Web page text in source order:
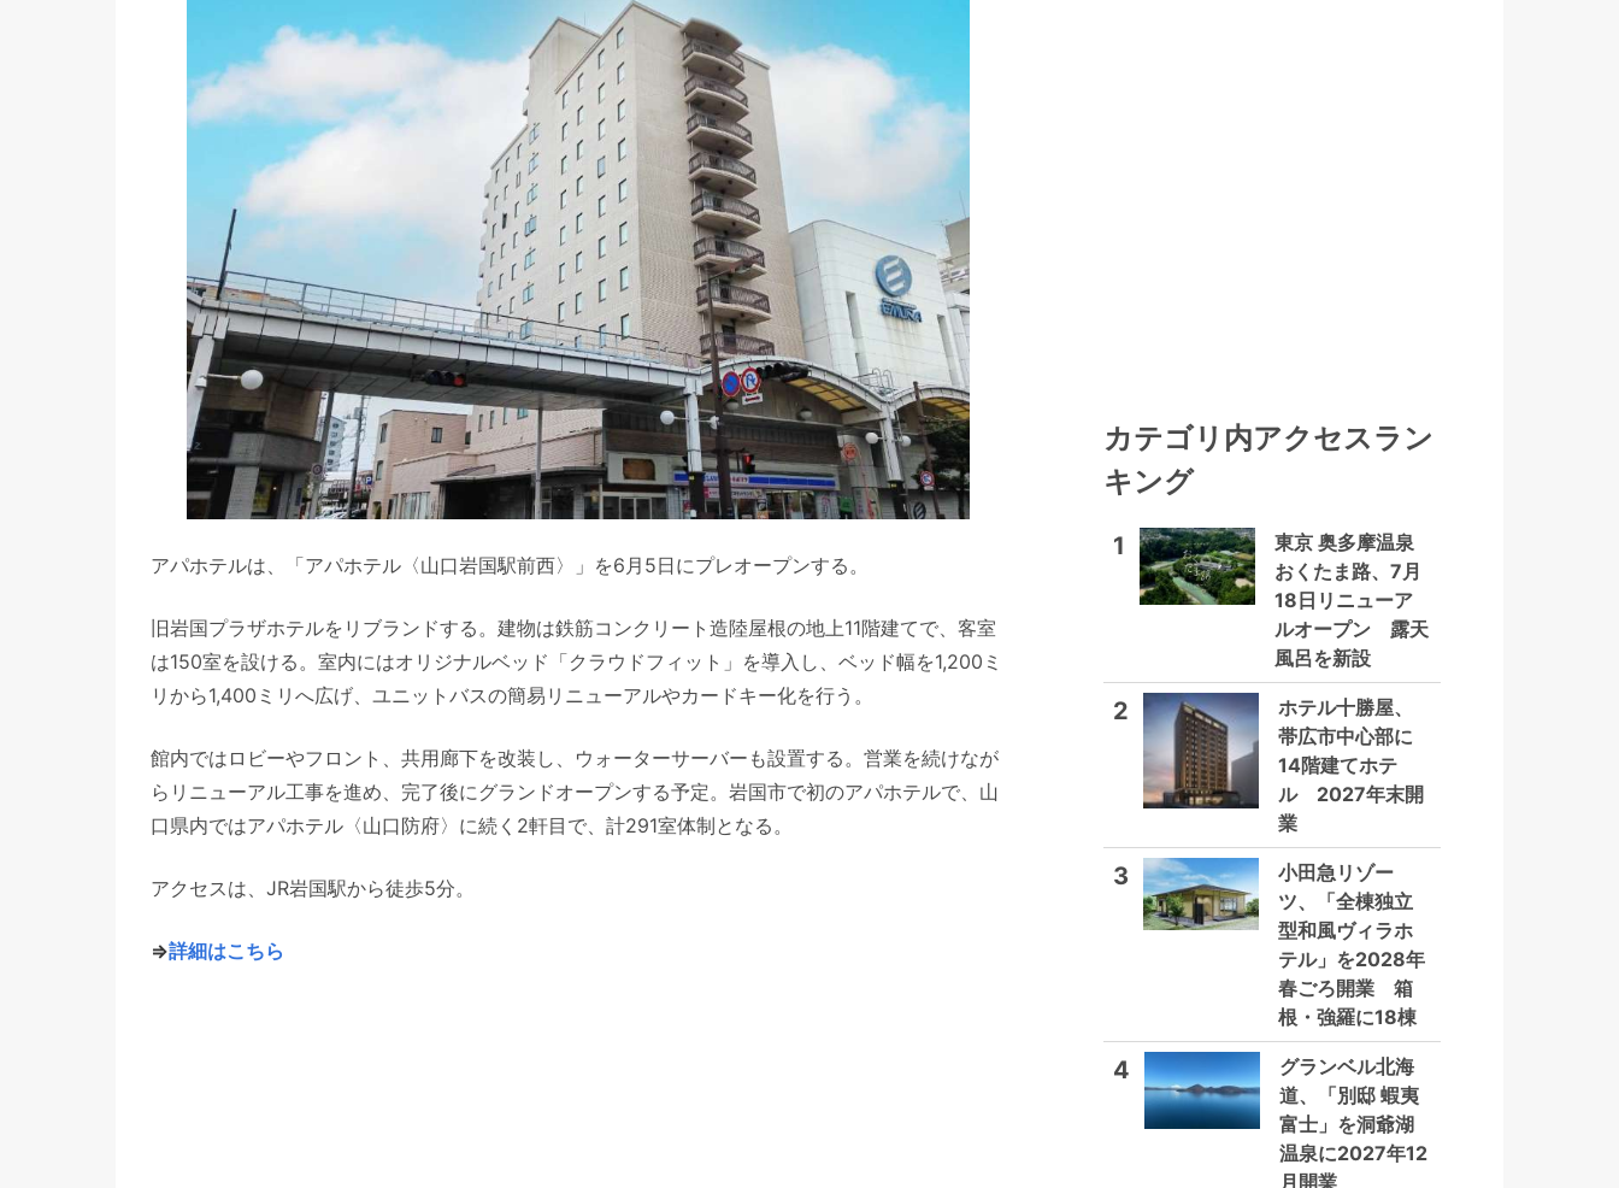
アパホテルは、「アパホテル〈山口岩国駅前西〉」を6月5日にプレオープンする。
旧岩国プラザホテルをリブランドする。建物は鉄筋コンクリート造陸屋根の地上11階建てで、客室
は150室を設ける。室内にはオリジナルベッド「クラウドフィット」を導入し、ベッド幅を1,200ミ
リから1,400ミリへ広げ、ユニットバスの簡易リニューアルやカードキー化を行う。
館内ではロビーやフロント、共用廊下を改装し、ウォーターサーバーも設置する。営業を続けなが
らリニューアル工事を進め、完了後にグランドオープンする予定。岩国市で初のアパホテルで、山
口県内ではアパホテル〈山口防府〉に続く2軒目で、計291室体制となる。
アクセスは、JR岩国駅から徒歩5分。
⇒詳細はこちら
カテゴリ内アクセスラン
キング
1
東京 奥多摩温泉
おくたま路、7月
18日リニューア
ルオープン 露天
風呂を新設
2
ホテル十勝屋、
帯広市中心部に
14階建てホテ
ル 2027年末開
業
3
小田急リゾー
ツ、「全棟独立
型和風ヴィラホ
テル」を2028年
春ごろ開業 箱
根・強羅に18棟
4
グランベル北海
道、「別邸 蝦夷
富士」を洞爺湖
温泉に2027年12
月開業